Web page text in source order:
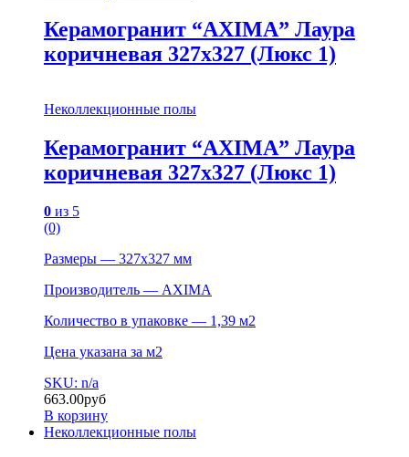
Керамогранит “AXIMA” Лаура
коричневая 327х327 (Люкс 1)
Неколлекционные полы
Керамогранит “AXIMA” Лаура
коричневая 327х327 (Люкс 1)
0 из 5
(0)
Размеры — 327х327 мм
Производитель — AXIMA
Количество в упаковке — 1,39 м2
Цена указана за м2
SKU: n/a
663.00руб
В корзину
Неколлекционные полы